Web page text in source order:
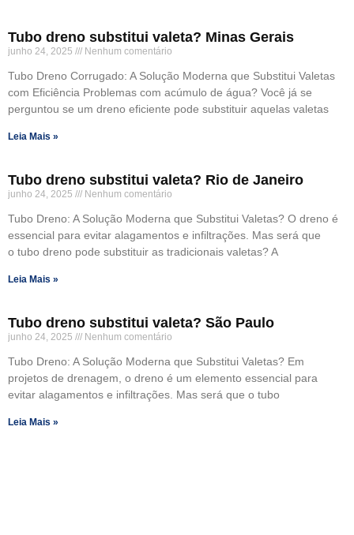
Tubo dreno substitui valeta? Minas Gerais
junho 24, 2025 Nenhum comentário
Tubo Dreno Corrugado: A Solução Moderna que Substitui Valetas
com Eficiência Problemas com acúmulo de água? Você já se
perguntou se um dreno eficiente pode substituir aquelas valetas
Leia Mais »
Tubo dreno substitui valeta? Rio de Janeiro
junho 24, 2025 Nenhum comentário
Tubo Dreno: A Solução Moderna que Substitui Valetas? O dreno é
essencial para evitar alagamentos e infiltrações. Mas será que
o tubo dreno pode substituir as tradicionais valetas? A
Leia Mais »
Tubo dreno substitui valeta? São Paulo
junho 24, 2025 Nenhum comentário
Tubo Dreno: A Solução Moderna que Substitui Valetas? Em
projetos de drenagem, o dreno é um elemento essencial para
evitar alagamentos e infiltrações. Mas será que o tubo
Leia Mais »